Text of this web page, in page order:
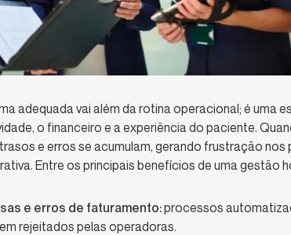
adequada vai além da rotina operacional; é uma
o financeiro e a experiência do paciente.
e erros se acumulam, gerando frustração
Entre os principais benefícios de uma gestão
e erros de faturamento:processos
rejeitados pelas operadoras.